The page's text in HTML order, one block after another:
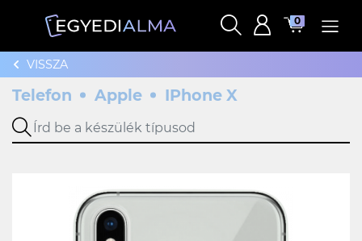
0
VISSZA
Telefon Apple IPhone X